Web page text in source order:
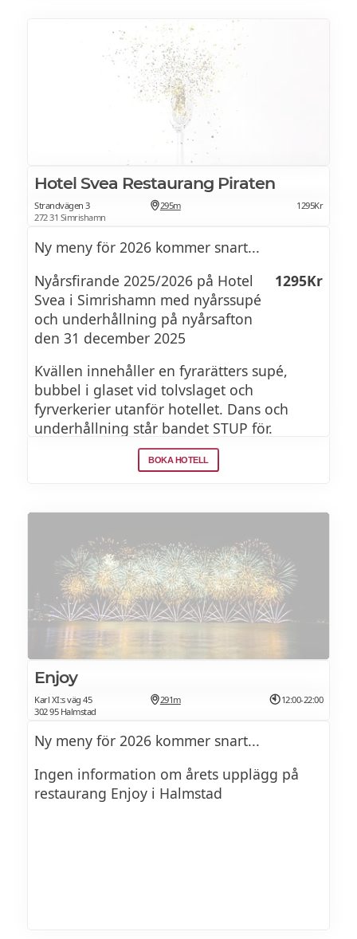
Choronsås, potatis, svartrot & tryffel
Crème anglaise, rostat bovete & tuile
Se brunchmeny >>
I relaxen kan du luta dig tillbaka i bastun
eller köra ett energirikt träningspass på
gymmet. Om du kommer med bil finns
parkering precis utanför hotellet.
Hotel Svea Restaurang Piraten
Strandvägen 3
272 31 Simrishamn
295m 1295Kr
Ny meny för 2026 kommer snart...
Nyårsfirande 2025/2026 på Hotel
Svea i Simrishamn med nyårssupé
och underhållning på nyårsafton
den 31 december 2025
1295Kr
Kvällen innehåller en fyrarätters supé,
bubbel i glaset vid tolvslaget och
fyrverkerier utanför hotellet. Dans och
underhållning står bandet STUP för.
BOKA HOTELL
Enjoy
Karl XI:s väg 45
302 95 Halmstad
291m 12:00-22:00
Ny meny för 2026 kommer snart...
Ingen information om årets upplägg på
restaurang Enjoy i Halmstad